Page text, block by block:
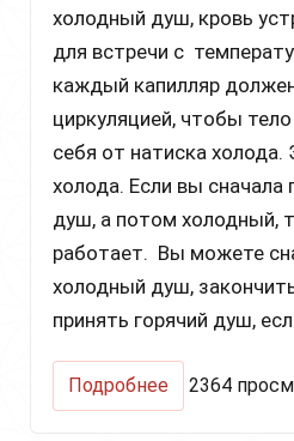
холодный душ, кровь
для встречи с
каждый капилляр
циркуляцией, чтобы
себя от натиска холода.
холода. Если вы сначала
душ, а потом холодный,
работает. Вы можете
холодный душ,
принять горячий душ,
Подробнее
Гидротерапия,
2364